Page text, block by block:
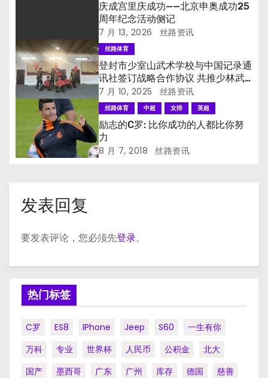
庆成宫里庆成功——北京申奥成功25
周年纪念活动侧记
7 月 13, 2026 丝路资讯
丝路体育
登封市少室山武术学校与中国记录通
讯社签订战略合作协议 共推少林武
术文化全球传播
7 月 10, 2025 丝路资讯
丝路体育 中超 女排 英超
励志的C罗: 比你成功的人都比你努
力
8 月 7, 2018 丝路资讯
发表回复
要发表评论，您必须先登录。
热门标签
C罗 ES8 IPhone Jeep S60
一生有你
万科
专业 世界杯 人民币 公积金
北大
国产
墨西哥 广东 广州 库存 德国 慈善